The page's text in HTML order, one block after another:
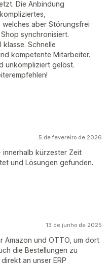
Die Anbindung
aber Störungsfrei
synchronisiert.
Schnelle
kompetente Mitarbeiter.
unkompliziert gelöst.
5 de fevereiro de 2026
kürzester Zeit
und Lösungen gefunden.
13 de junho de 2025
Amazon und OTTO, um dort
die Bestellungen zu
an unser ERP